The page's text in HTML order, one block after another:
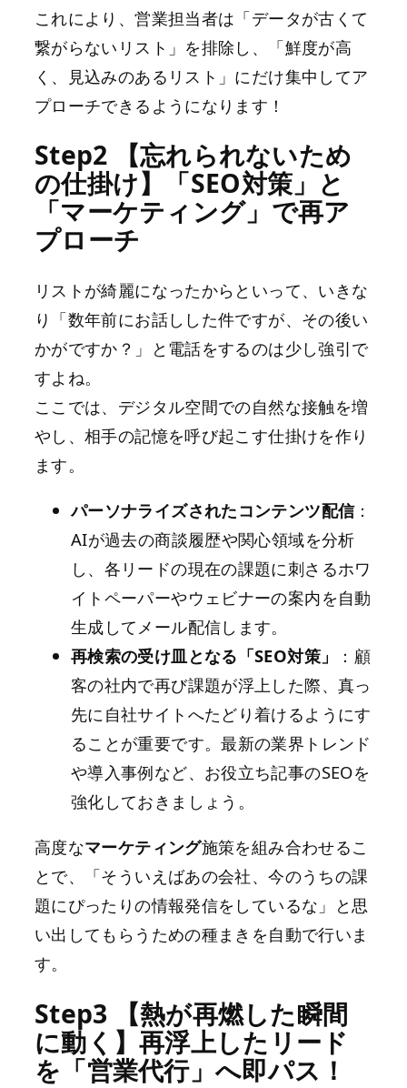
これにより、営業担当者は「データが古くて
繋がらないリスト」を排除し、「鮮度が高
く、見込みのあるリスト」にだけ集中してア
プローチできるようになります！
Step2 【忘れられないため
の仕掛け】「SEO対策」と
「マーケティング」で再ア
プローチ
リストが綺麗になったからといって、いきな
り「数年前にお話しした件ですが、その後い
かがですか？」と電話をするのは少し強引で
すよね。
ここでは、デジタル空間での自然な接触を増
やし、相手の記憶を呼び起こす仕掛けを作り
ます。
パーソナライズされたコンテンツ配信：
AIが過去の商談履歴や関心領域を分析
し、各リードの現在の課題に刺さるホワ
イトペーパーやウェビナーの案内を自動
生成してメール配信します。
再検索の受け皿となる「SEO対策」
：顧
客の社内で再び課題が浮上した際、真っ
先に自社サイトへたどり着けるようにす
ることが重要です。最新の業界トレンド
や導入事例など、お役立ち記事のSEOを
強化しておきましょう。
高度なマーケティング施策を組み合わせるこ
とで、「そういえばあの会社、今のうちの課
題にぴったりの情報発信をしているな」と思
い出してもらうための種まきを自動で行いま
す。
Step3 【熱が再燃した瞬間
に動く】再浮上したリード
を「営業代行」へ即パス！